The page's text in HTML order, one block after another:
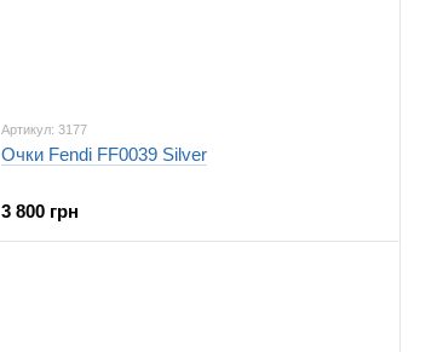
Артикул: 3177
Очки Fendi FF0039 Silver
3 800 грн